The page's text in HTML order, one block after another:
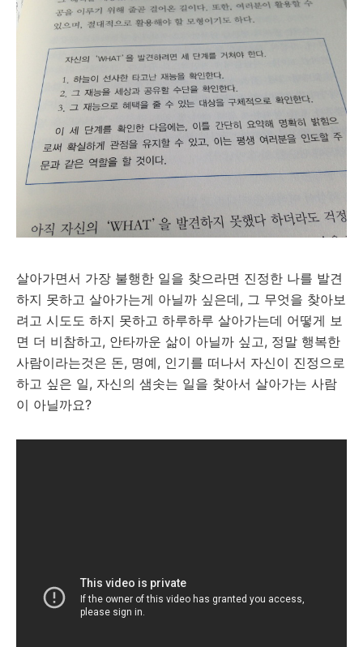
살아가면서 가장 불행한 일을 찾으라면 진정한 나를 발견
하지 못하고 살아가는게 아닐까 싶은데, 그 무엇을 찾아보
려고 시도도 하지 못하고 하루하루 살아가는데 어떻게 보
면 더 비참하고, 안타까운 삶이 아닐까 싶고, 정말 행복한
사람이라는것은 돈, 명예, 인기를 떠나서 자신이 진정으로
하고 싶은 일, 자신의 샘솟는 일을 찾아서 살아가는 사람
이 아닐까요?